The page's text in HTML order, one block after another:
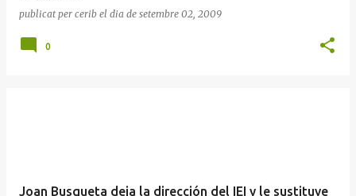
publicat per cerib el dia de setembre 02, 2009
0
Joan Busqueta deja la dirección del IEI y le sustituye